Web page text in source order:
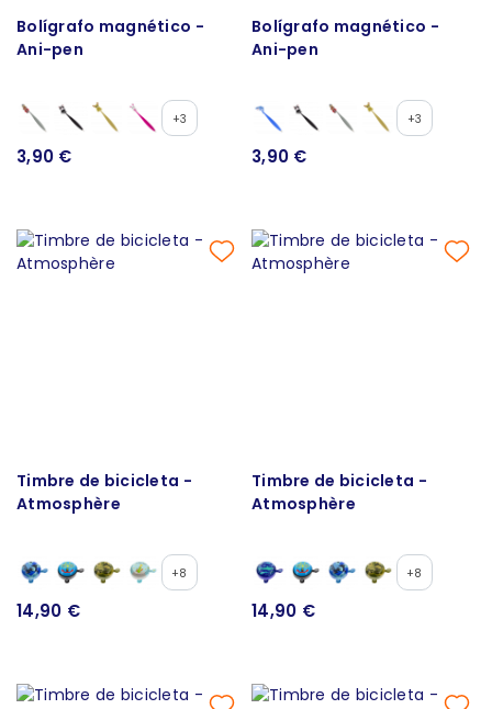
Bolígrafo magnético -
Ani-pen
+3
3,90 €
Bolígrafo magnético -
Ani-pen
+3
3,90 €
Timbre de bicicleta -
Atmosphère
+8
14,90 €
Timbre de bicicleta -
Atmosphère
+8
14,90 €